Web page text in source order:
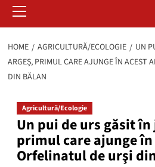
Menu
HOME AGRICULTURĂ/ECOLOGIE
UN
ARGEŞ, PRIMUL CARE AJUNGE ÎN ACEST
DIN BĂLAN
Agricultură/Ecologie
Un pui de urs găsit
primul care ajunge în
Orfelinatul de urşi